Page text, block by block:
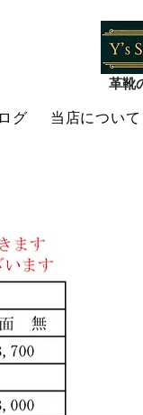
グ 当店について
革靴